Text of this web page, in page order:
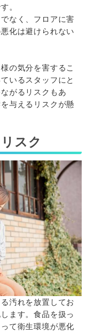
。
なく、フロアに害
化は避けられない
の気分を害するこ
いるスタッフにと
がるリスクもあ
与えるリスクが懸
スク
汚れを放置してお
ます。食品を扱っ
て衛生環境が悪化